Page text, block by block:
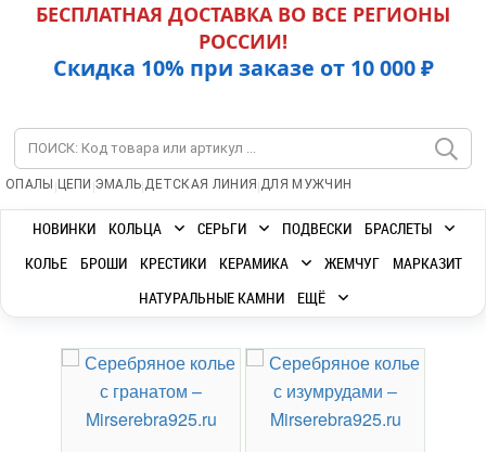
БЕСПЛАТНАЯ ДОСТАВКА ВО ВСЕ РЕГИОНЫ
РОССИИ!
Скидка 10% при заказе от 10 000 ₽
ОПАЛЫ | ЦЕПИ |ЭМАЛЬ|ДЕТСКАЯ ЛИНИЯ |ДЛЯ МУЖЧИН
НОВИНКИ КОЛЬЦА СЕРЬГИ ПОДВЕСКИ
БРАСЛЕТЫ
КОЛЬЕ
БРОШИ КРЕСТИКИ КЕРАМИКА ЖЕМЧУГ
МАРКАЗИТ
НАТУРАЛЬНЫЕ КАМНИ
ЕЩЁ